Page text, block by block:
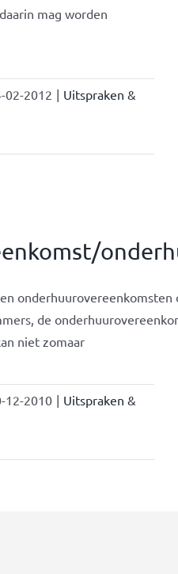
mag worden
02-2012 | Uitspraken &
onderhuurovereenkomsten
de
niet zomaar
12-2010 | Uitspraken &